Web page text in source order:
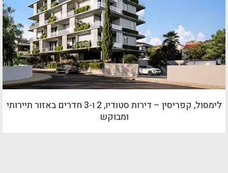
לימסול, קפריסין – דירות סטודיו, 2 ו-3 חדרים באזור תיירותי
ומבוקש